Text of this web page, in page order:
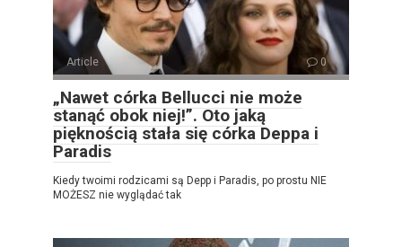
Article 0
„Nawet córka Bellucci nie może
stanąć obok niej!”. Oto jaką
pięknością stała się córka Deppa i
Paradis
Kiedy twoimi rodzicami są Depp i Paradis, po prostu NIE
MOŻESZ nie wyglądać tak